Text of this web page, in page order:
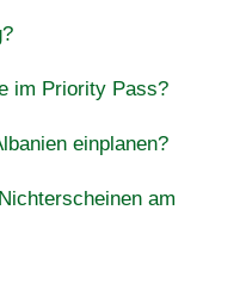
im Priority Pass?
einplanen?
am